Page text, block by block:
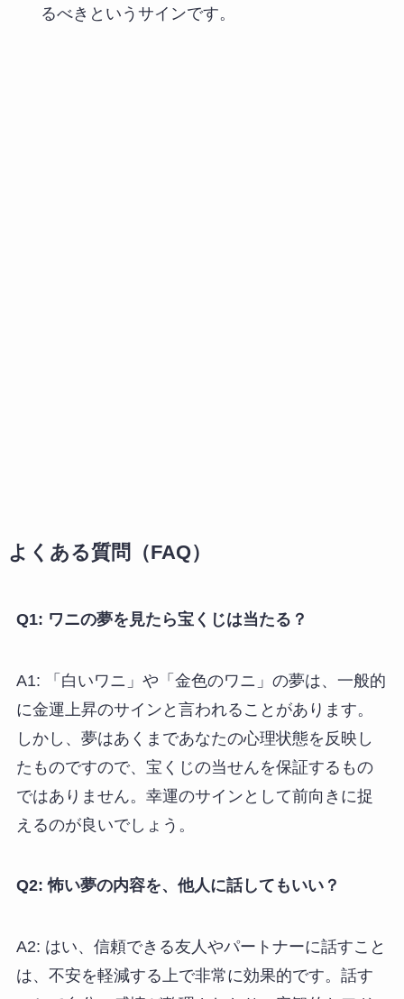
るべきというサインです。
よくある質問（FAQ）
Q1: ワニの夢を見たら宝くじは当たる？
A1: 「白いワニ」や「金色のワニ」の夢は、一般的
に金運上昇のサインと言われることがあります。
しかし、夢はあくまであなたの心理状態を反映し
たものですので、宝くじの当せんを保証するもの
ではありません。幸運のサインとして前向きに捉
えるのが良いでしょう。
Q2: 怖い夢の内容を、他人に話してもいい？
A2: はい、信頼できる友人やパートナーに話すこと
は、不安を軽減する上で非常に効果的です。話す